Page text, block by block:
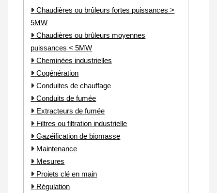
Chaudières ou brûleurs fortes puissances >
5MW
Chaudières ou brûleurs moyennes
puissances < 5MW
Cheminées industrielles
Cogénération
Conduites de chauffage
Conduits de fumée
Extracteurs de fumée
Filtres ou filtration industrielle
Gazéification de biomasse
Maintenance
Mesures
Projets clé en main
Régulation